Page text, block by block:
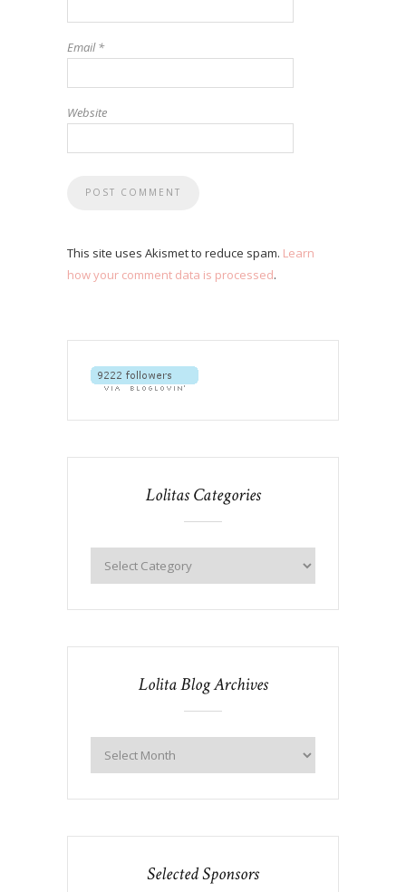
Email*
Website
This site uses Akismet to reduce spam. Learn
how your comment data is processed.
Lolitas Categories
Lolita Blog Archives
Selected Sponsors